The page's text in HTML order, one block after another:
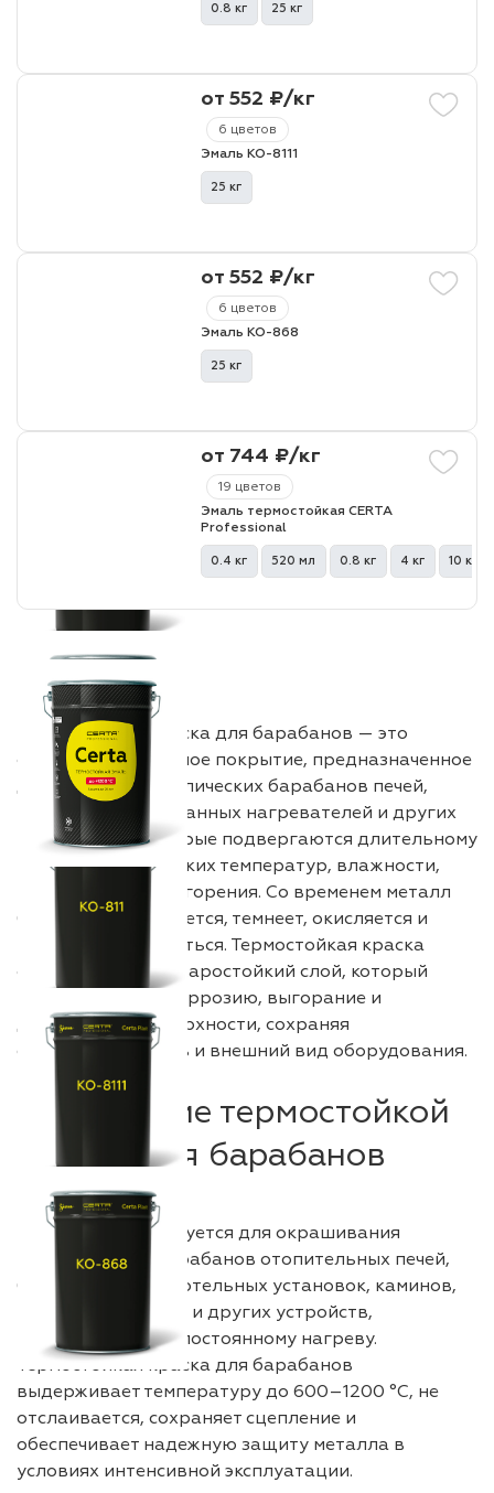
0.8 кг 25 кг
6 цветов
от 552 ₽/кг
Эмаль КО-8111
25 кг
6 цветов
от 552 ₽/кг
Эмаль КО-868
25 кг
19 цветов
от 744 ₽/кг
Эмаль термостойкая CERTA
Professional
0.4 кг 520 мл 0.8 кг 4 кг 10 кг
Термостойкая краска для барабанов — это
специализированное покрытие, предназначенное
для защиты металлических барабанов печей,
котлов, каминов, банных нагревателей и других
конструкций, которые подвергаются длительному
воздействию высоких температур, влажности,
пара и продуктов горения. Со временем металл
барабана нагревается, темнеет, окисляется и
начинает разрушаться. Термостойкая краска
создает плотный жаростойкий слой, который
предотвращает коррозию, выгорание и
деформацию поверхности, сохраняя
функциональность и внешний вид оборудования.
Назначение термостойкой
краски для барабанов
Покрытие используется для окрашивания
металлических барабанов отопительных печей,
банных каменок, котельных установок, каминов,
теплогенераторов и других устройств,
подвергающихся постоянному нагреву.
Термостойкая краска для барабанов
выдерживает температуру до 600–1200 °C, не
отслаивается, сохраняет сцепление и
обеспечивает надежную защиту металла в
условиях интенсивной эксплуатации.